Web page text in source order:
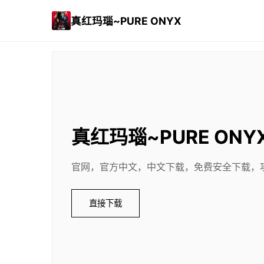
真红玛瑙~PURE ONYX
真红玛瑙~PURE
官网，官方中文，中文下载，免费安全下载，
直接下载